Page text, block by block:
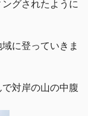
グされたように
に登っていきま
対岸の山の中腹